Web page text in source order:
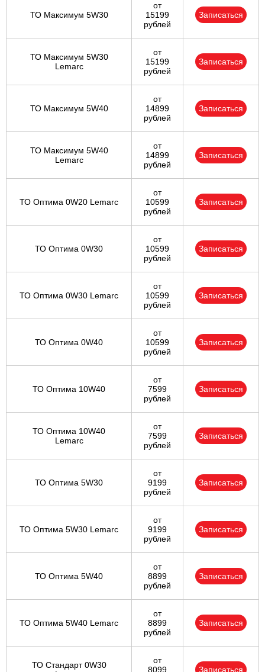
ТО Максимум 5W30
от
15199
рублей
Записаться
ТО Максимум 5W30
Lemarc
от
15199
рублей
Записаться
ТО Максимум 5W40
от
14899
рублей
Записаться
ТО Максимум 5W40
Lemarc
от
14899
рублей
Записаться
ТО Оптима 0W20 Lemarc
от
10599
рублей
Записаться
ТО Оптима 0W30
от
10599
рублей
Записаться
ТО Оптима 0W30 Lemarc
от
10599
рублей
Записаться
ТО Оптима 0W40
от
10599
рублей
Записаться
ТО Оптима 10W40
от
7599
рублей
Записаться
ТО Оптима 10W40
Lemarc
от
7599
рублей
Записаться
ТО Оптима 5W30
от
9199
рублей
Записаться
ТО Оптима 5W30 Lemarc
от
9199
рублей
Записаться
ТО Оптима 5W40
от
8899
рублей
Записаться
ТО Оптима 5W40 Lemarc
от
8899
рублей
Записаться
ТО Стандарт 0W30
от
8099
Записаться